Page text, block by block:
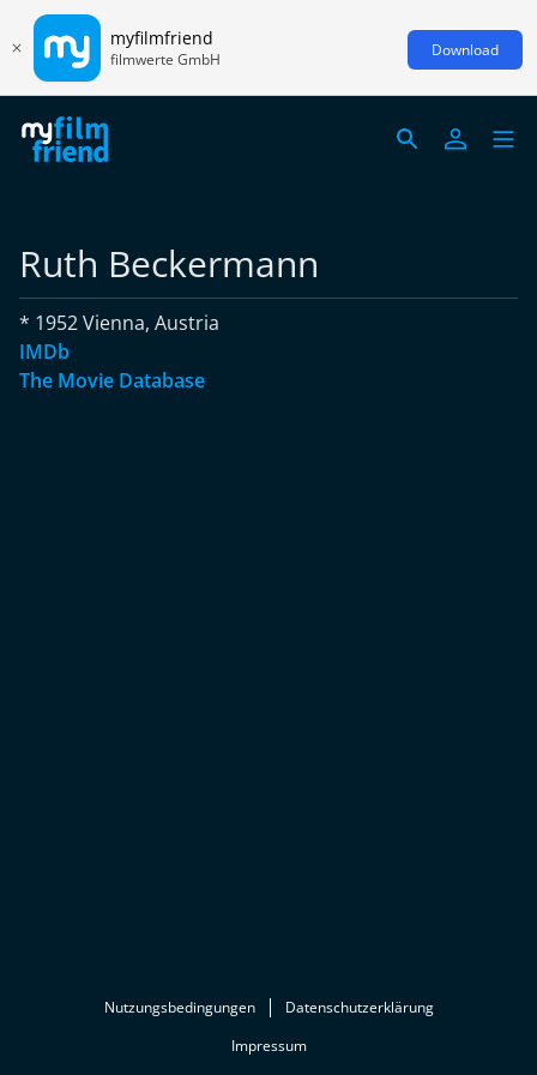
myfilmfriend
filmwerte GmbH Download
Ruth Beckermann
* 1952 Vienna, Austria
IMDb
The Movie Database
Nutzungsbedingungen
Datenschutzerklärung
Impressum